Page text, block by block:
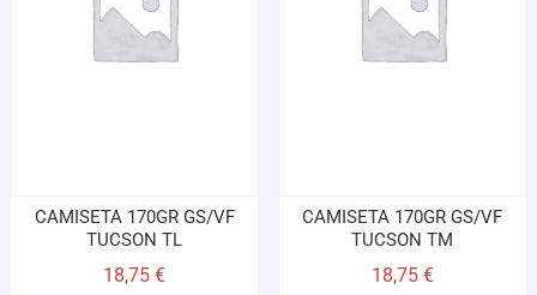
CAMISETA 170GR GS/VF
TUCSON TL
18,75€
CAMISETA 170GR GS/VF
TUCSON TM
18,75 €
Cómo llegar
¡Hola! Soy el asesor virtual de Ferretería El Arroyo.
Cuéntame qué necesitas y te ayudo a encontrarlo,